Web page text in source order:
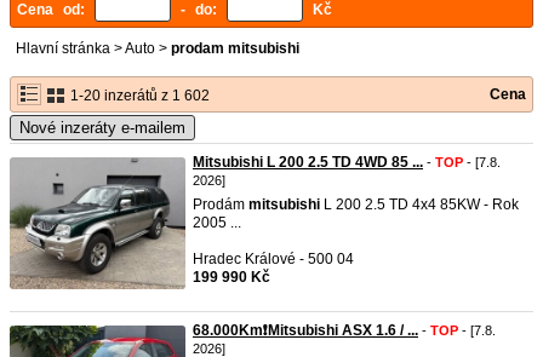
Cena od:
- do: Kč
Hlavní stránka >Auto > prodam mitsubishi
1-20 inzerátů z 1 602 Cena
Nové inzeráty e-mailem
Mitsubishi L 200 2.5 TD 4WD 85 ... - TOP - [7.8.
2026]
Prodám mitsubishi L 200 2.5 TD 4x4 85KW - Rok
2005 ...
Hradec Králové - 500 04
199 990 Kč
68.000Km❗Mitsubishi ASX 1.6 / ... - TOP - [7.8.
2026]